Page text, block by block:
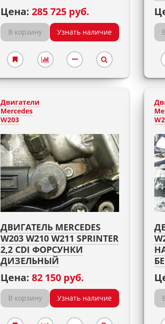
Цена: 285 725 руб.
В корзину Узнать наличие
Двигатели
Mercedes
W203
ДВИГАТЕЛЬ MERCEDES
W203 W210 W211 SPRINTER
2,2 CDI ФОРСУНКИ
ДИЗЕЛЬНЫЙ
Цена: 82 150 руб.
В корзину Узнать наличие